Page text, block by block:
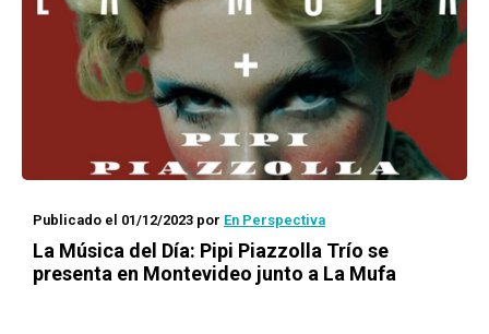
Publicado el 01/12/2023 por En Perspectiva
La Música del Día: Pipi Piazzolla Trío se
presenta en Montevideo junto a La Mufa